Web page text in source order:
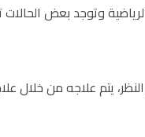
وتوجد بعض الحالات
يتم علاجه من خلال